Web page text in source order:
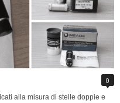
0
alla misura di stelle doppie e